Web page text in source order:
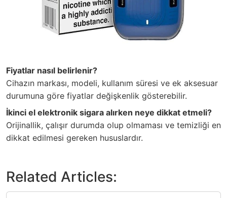
Fiyatlar nasıl belirlenir?
Cihazın markası, modeli, kullanım süresi ve ek aksesuar
durumuna göre fiyatlar değişkenlik gösterebilir.
İkinci el elektronik sigara alırken neye dikkat etmeli?
Orijinallik, çalışır durumda olup olmaması ve temizliği en
dikkat edilmesi gereken hususlardır.
Related Articles: